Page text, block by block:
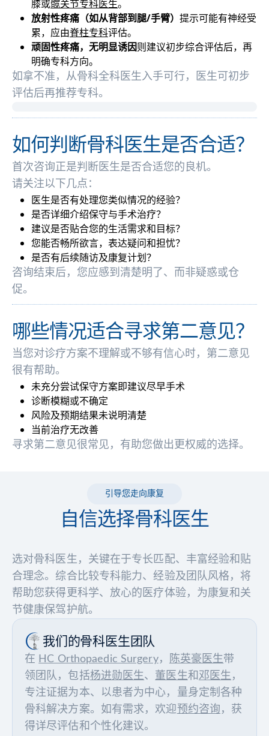
膝或髋关节专科医生。
放射性疼痛（如从背部到腿/手臂） 提示可能有神经受
累，应由脊柱专科评估。
顽固性疼痛，无明显诱因则建议初步综合评估后，再
明确专科方向。
如拿不准，从骨科全科医生入手可行，医生可初步
评估后再推荐专科。
如何判断骨科医生是否合适？
首次咨询正是判断医生是否合适您的良机。
请关注以下几点：
医生是否有处理您类似情况的经验？
是否详细介绍保守与手术治疗？
建议是否贴合您的生活需求和目标？
您能否畅所欲言，表达疑问和担忧？
是否有后续随访及康复计划？
咨询结束后，您应感到清楚明了、而非疑惑或仓
促。
哪些情况适合寻求第二意见？
当您对诊疗方案不理解或不够有信心时，第二意见
很有帮助。
未充分尝试保守方案即建议尽早手术
诊断模糊或不确定
风险及预期结果未说明清楚
当前治疗无改善
寻求第二意见很常见，有助您做出更权威的选择。
引导您走向康复
自信选择骨科医生
选对骨科医生，关键在于专长匹配、丰富经验和贴
合理念。综合比较专科能力、经验及团队风格，将
帮助您获得更科学、放心的医疗体验，为康复和关
节健康保驾护航。
我们的骨科医生团队
在 HC Orthopaedic Surgery， 陈英豪医生带
领团队，包括杨进勋医生、 董医生和 邓医生 ，
专注证据为本、以患者为中心，量身定制各种
骨科解决方案。如有需求，欢迎预约咨询 ，获
得详尽评估和个性化建议。